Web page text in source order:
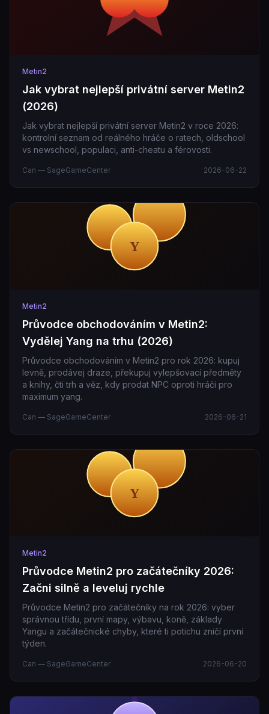
Metin2
Jak vybrat nejlepší privátní server Metin2
(2026)
Jak vybrat nejlepší privátní server Metin2 v roce 2026:
kontrolní seznam od reálného hráče o ratech, oldschool
vs newschool, populaci, anti-cheatu a férovosti.
Can — SageGameCenter 2026-06-22
Metin2
Průvodce obchodováním v Metin2:
Vydělej Yang na trhu (2026)
Průvodce obchodováním v Metin2 pro rok 2026: kupuj
levně, prodávej draze, překupuj vylepšovací předměty
a knihy, čti trh a věz, kdy prodat NPC oproti hráči pro
maximum yang.
Can — SageGameCenter 2026-06-21
Metin2
Průvodce Metin2 pro začátečníky 2026:
Začni silně a leveluj rychle
Průvodce Metin2 pro začátečníky na rok 2026: vyber
správnou třídu, první mapy, výbavu, koně, základy
Yangu a začátečnické chyby, které ti potichu zničí první
týden.
Can — SageGameCenter 2026-06-20